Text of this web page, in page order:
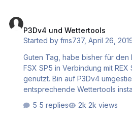
P3Dv4 und Wettertools
Started byfms737,April 26,
Guten Tag, habe bisher für den FSX Aktive Sky Next for
FSX SP5 in Verbindung mit
genutzt. Bin auf P3Dv4
entsprechende Wettertools
Frage ist: soll ich Aktive Sky Next für P3Dv4 neu kaufen
5 replies 2k views